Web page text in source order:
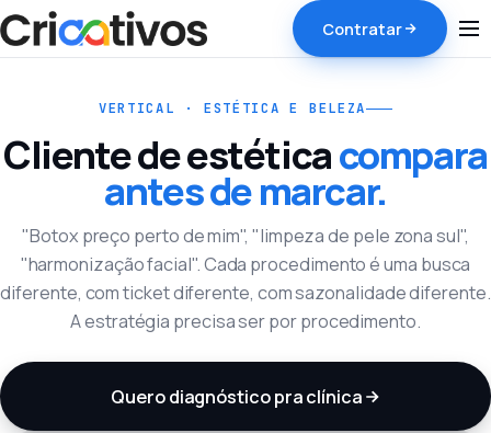
Contratar
VERTICAL · ESTÉTICA E BELEZA
Cliente de estéticacompara
antes de marcar.
"Botox preço perto de mim", "limpeza de pele zona sul",
"harmonização facial". Cada procedimento é uma busca
diferente, com ticket diferente, com sazonalidade diferente.
A estratégia precisa ser por procedimento.
Quero diagnóstico pra clínica